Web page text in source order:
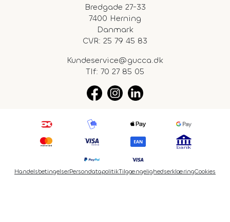
Bredgade 27-33
7400 Herning
Danmark
CVR: 25 79 45 83
Kundeservice@gucca.dk
Tlf: 70 27 85 05
HandelsbetingelserPersondatapolitikTilgængelighedserklæringCookies